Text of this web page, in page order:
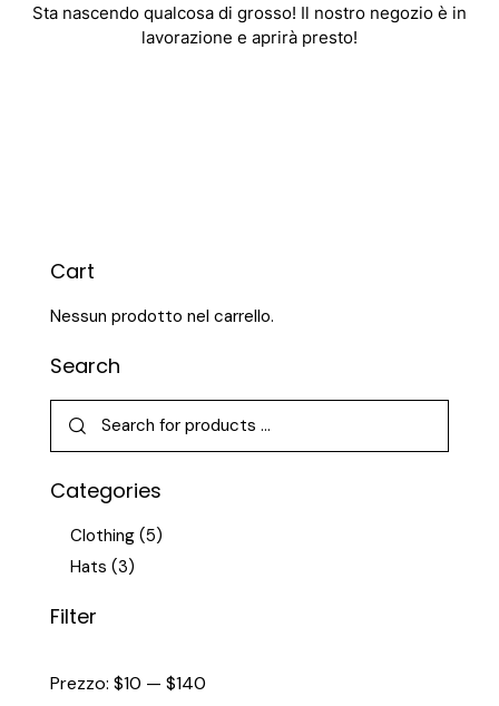
Sta nascendo qualcosa di grosso! Il nostro negozio è in
lavorazione e aprirà presto!
Cart
Nessun prodotto nel carrello.
Search
Categories
Clothing (5)
Hats (3)
Filter
Prezzo: $10 — $140